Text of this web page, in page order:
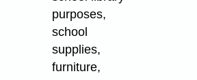
purposes,
school
supplies,
furniture,